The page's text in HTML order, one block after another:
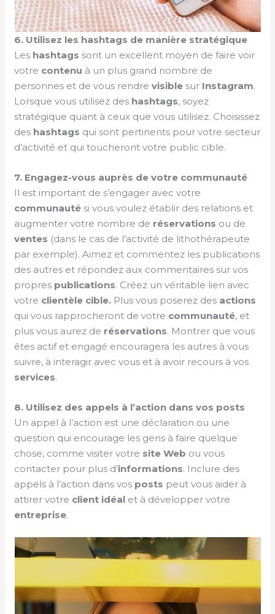
6. Utilisez les hashtags de manière stratégique
Les hashtags sont un excellent moyen de faire voir
votre contenu à un plus grand nombre de
personnes et de vous rendrevisible sur Instagram.
Lorsque vous utilisez des hashtags, soyez
stratégique quant à ceux que vous utilisez. Choisissez
des hashtags qui sont pertinents pour votre secteur
d’activité et qui toucheront votre public cible.
7. Engagez-vous auprès de votre communauté
Il est important de s’engager avec votre
communauté si vous voulez établir des relations et
augmenter votre nombre de réservations ou de
ventes (dans le cas de l’activité de lithothérapeute
par exemple). Aimez et commentez les publications
des autres et répondez aux commentaires sur vos
propres publications. Créez un véritable lien avec
votre clientèle cible. Plus vous poserez des actions
qui vous rapprocheront de votre communauté, et
plus vous aurez de réservations. Montrer que vous
êtes actif et engagé encouragera les autres à vous
suivre, à interagir avec vous et à avoir recours à vos
services.
8. Utilisez des appels à l’action dans vos posts
Un appel à l’action est une déclaration ou une
question qui encourage les gens à faire quelque
chose, comme visiter votre site Web ou vous
contacter pour plus d’informations. Inclure des
appels à l’action dans vos posts peut vous aider à
attirer votre client idéal et à développer votre
entreprise.